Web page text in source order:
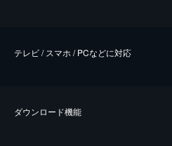
テレビ / スマホ / PCなどに対応
ダウンロード機能